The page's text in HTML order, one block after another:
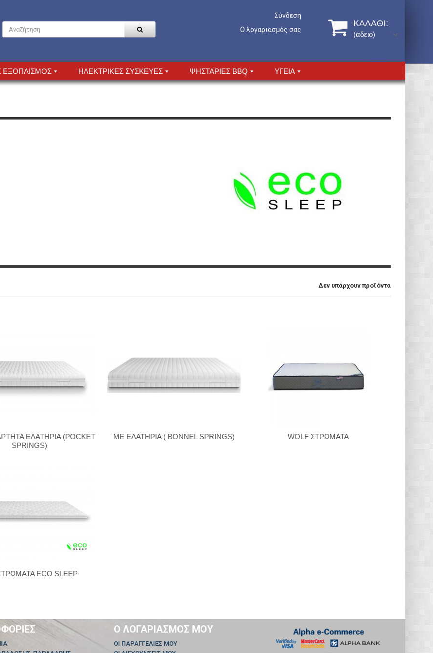
Σύνδεση
Ο λογαριασμός σας
ΚΑΛΆΘΙ:
(άδειο)
ΕΞΟΠΛΙΣΜΟΣ ΗΛΕΚΤΡΙΚΕΣ ΣΥΣΚΕΥΕΣ ΨΗΣΤΑΡΙΕΣ BBQ ΥΓΕΙΑ
Δεν υπάρχουν προϊόντα
ΕΛΑΤΗΡΙΑ (POCKET
SPRINGS)
ΜΕ ΕΛΑΤΗΡΙΑ ( BONNEL SPRINGS) WOLF ΣΤΡΩΜΑΤΑ
ECO SLEEP
Ο ΛΟΓΑΡΙΑΣΜΌΣ ΜΟΥ
ΟΙ ΠΑΡΑΓΓΕΛΊΕΣ ΜΟΥ